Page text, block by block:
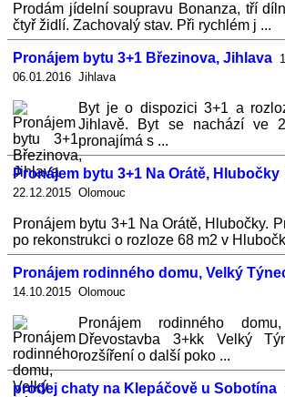
Prodám jídelní soupravu Bonanza, tří
čtyř židlí. Zachovalý stav. Při rychlém j ...
Pronájem bytu 3+1 Březinova, Jihlava
06.01.2016 Jihlava
Byt je o dispozici 3+1 a
Jihlavě. Byt se nachází ve
pronajímá s ...
Pronájem bytu 3+1 Na Orátě, Hlubočky
22.12.2015 Olomouc
Pronájem bytu 3+1 Na Orátě, Hlubočky.
po rekonstrukci o rozloze 68 m2 v
Pronájem rodinného domu, Velký
14.10.2015 Olomouc
Pronájem rodinného
Dřevostavba 3+kk Velký
rozšíření o další poko ...
prodej chaty na Klepáčově u Sobotína